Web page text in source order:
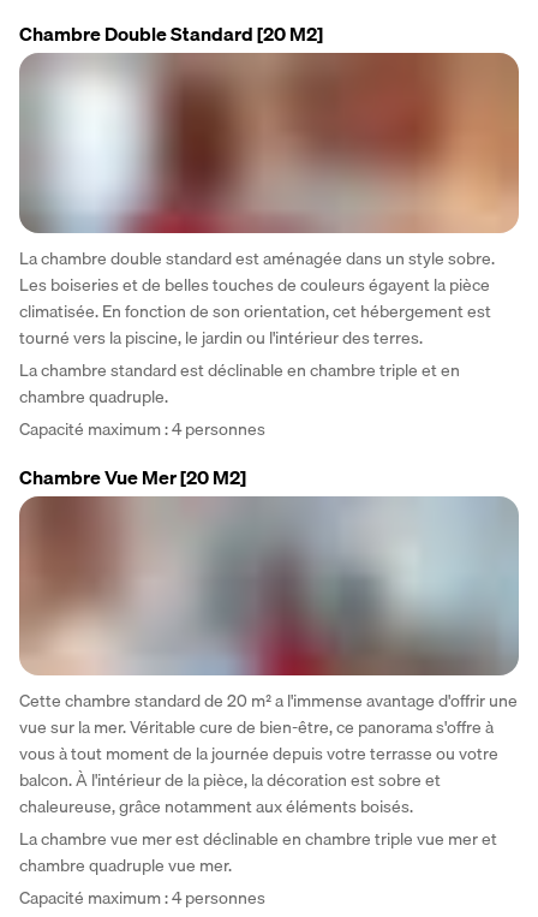
Chambre Double Standard[20 M2]
La chambre double standard est aménagée dans un style sobre.
Les boiseries et de belles touches de couleurs égayent la pièce
climatisée. En fonction de son orientation, cet hébergement est
tourné vers la piscine, le jardin ou l'intérieur des terres.
La chambre standard est déclinable en chambre triple et en
chambre quadruple.
Capacité maximum : 4 personnes
Chambre Vue Mer[20 M2]
Cette chambre standard de 20 m² a l'immense avantage d'offrir une
vue sur la mer. Véritable cure de bien-être, ce panorama s'offre à
vous à tout moment de la journée depuis votre terrasse ou votre
balcon. À l'intérieur de la pièce, la décoration est sobre et
chaleureuse, grâce notamment aux éléments boisés.
La chambre vue mer est déclinable en chambre triple vue mer et
chambre quadruple vue mer.
Capacité maximum : 4 personnes